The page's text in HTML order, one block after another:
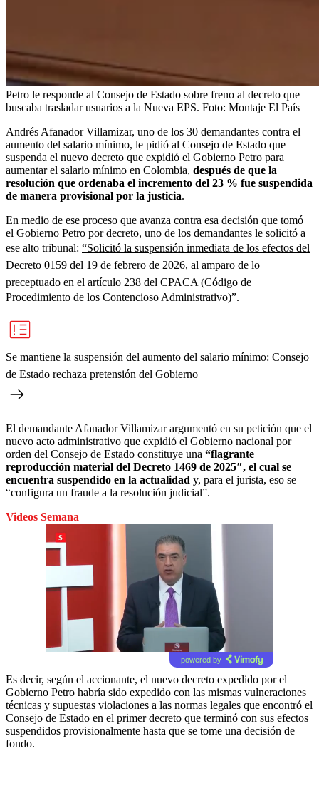
Petro le responde al Consejo de Estado sobre freno al decreto que
buscaba trasladar usuarios a la Nueva EPS. Foto: Montaje El País
Andrés Afanador Villamizar, uno de los 30 demandantes contra el
aumento del salario mínimo, le pidió al Consejo de Estado que
suspenda el nuevo decreto que expidió el Gobierno Petro para
aumentar el salario mínimo en Colombia, después de que la
resolución que ordenaba el incremento del 23 % fue suspendida
de manera provisional por la justicia.
En medio de ese proceso que avanza contra esa decisión que tomó
el Gobierno Petro por decreto, uno de los demandantes le solicitó a
ese alto tribunal: “Solicitó la suspensión inmediata de los efectos del
Decreto 0159 del 19 de febrero de 2026, al amparo de lo
preceptuado en el artículo 238 del CPACA (Código de
Procedimiento de los Contencioso Administrativo)”.
Se mantiene la suspensión del aumento del salario mínimo: Consejo
de Estado rechaza pretensión del Gobierno
El demandante Afanador Villamizar argumentó en su petición que el
nuevo acto administrativo que expidió el Gobierno nacional por
orden del Consejo de Estado constituye una “flagrante
reproducción material del Decreto 1469 de 2025″, el cual se
encuentra suspendido en la actualidad y, para el jurista, eso se
“configura un fraude a la resolución judicial”.
Videos Semana
powered by
Es decir, según el accionante, el nuevo decreto expedido por el
Gobierno Petro habría sido expedido con las mismas vulneraciones
técnicas y supuestas violaciones a las normas legales que encontró el
Consejo de Estado en el primer decreto que terminó con sus efectos
suspendidos provisionalmente hasta que se tome una decisión de
fondo.